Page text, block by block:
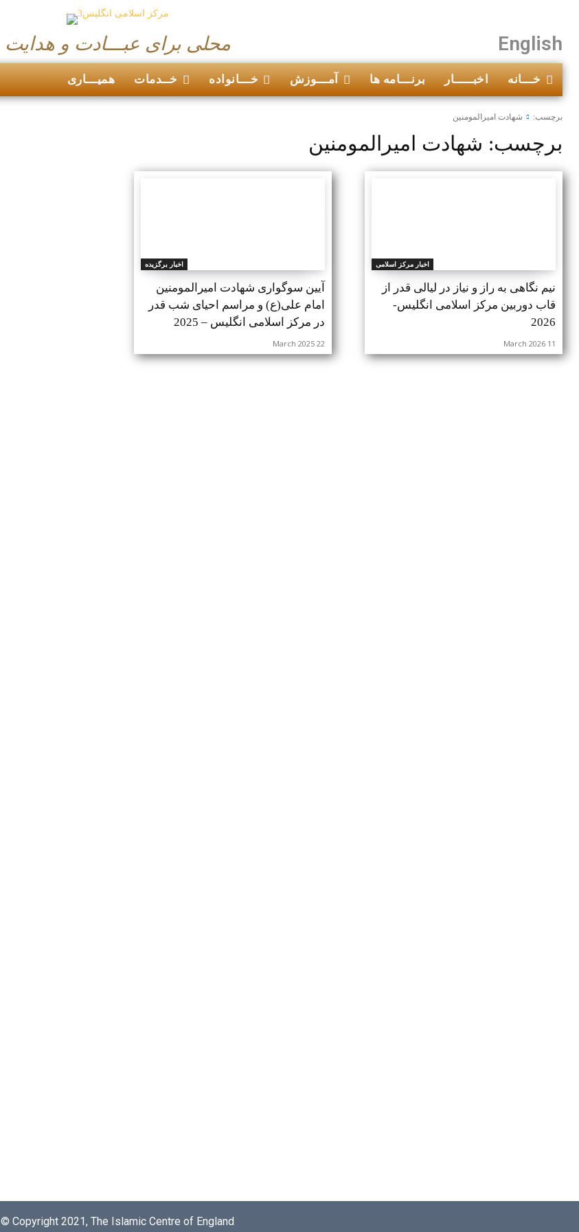
محلی برای عبـــادت و هدایت English
همیـــاری خــدمات خـــانواده آمـــوزش برنـــامه ها اخبـــــار خـــانه
برچسب: شهادت امیرالمومنین
برچسب: شهادت امیرالمومنین
اخبار مرکز اسلامی
نیم نگاهی به راز و نیاز در لیالی قدر از
قاب دوربین مرکز اسلامی انگلیس-
2026
11 March 2026
اخبار برگزیده
آیین سوگواری شهادت امیرالمومنین
امام علی(ع) و مراسم احیای شب قدر
در مرکز اسلامی انگلیس – 2025
22 March 2025
© Copyright 2021, The Islamic Centre of England